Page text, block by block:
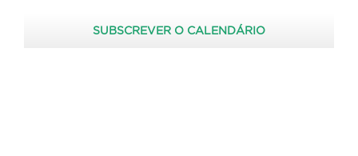
SUBSCREVER O CALENDÁRIO